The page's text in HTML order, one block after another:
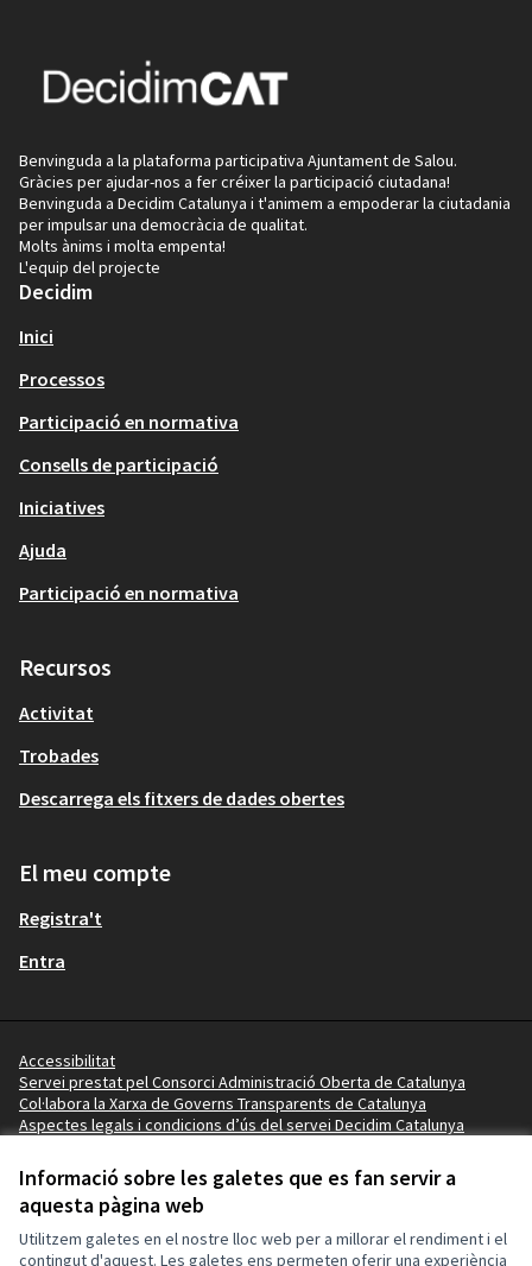
Informació sobre les galetes que es fan servir a
aquesta pàgina web
Utilitzem galetes en el nostre lloc web per a millorar el rendiment i el
contingut d'aquest. Les galetes ens permeten oferir una experiència
Benvinguda a la plataforma participativa Ajuntament de Salou.
Gràcies per ajudar-nos a fer créixer la participació ciutadana!
Benvinguda a Decidim Catalunya i t'animem a empoderar la ciutadania
per impulsar una democràcia de qualitat.
Molts ànims i molta empenta!
L'equip del projecte
Decidim
Inici
Processos
Participació en normativa
Consells de participació
Iniciatives
Ajuda
Participació en normativa
Recursos
Activitat
Trobades
Descarrega els fitxers de dades obertes
El meu compte
Registra't
Entra
Accessibilitat
Servei prestat pel Consorci Administració Oberta de Catalunya
Col·labora la Xarxa de Governs Transparents de Catalunya
Aspectes legals i condicions d’ús del servei Decidim Catalunya
Termes i condicions
Configuració de les galetes
Ajuntament de Salou a X
(Enllaç extern)
Ajuntament de Salou a Facebook
(Enllaç extern)
Ajuntament de Salou a Instagram
(Enllaç extern)
Ajuntament de Salou a YouTube
(Enllaç extern)
Ajuntament de Salou a GitHub
(Enllaç extern)